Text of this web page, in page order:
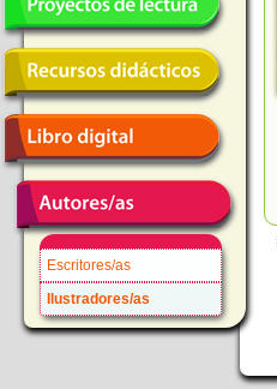
Escritores/as
Ilustradores/as